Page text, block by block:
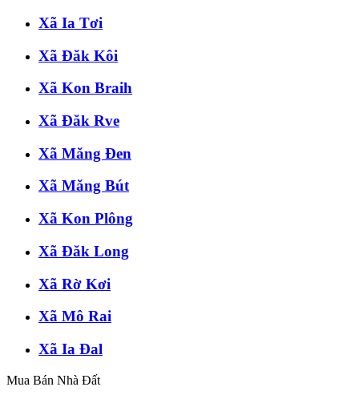
Xã Ia Tơi
Xã Đăk Kôi
Xã Kon Braih
Xã Đăk Rve
Xã Măng Đen
Xã Măng Bút
Xã Kon Plông
Xã Đăk Long
Xã Rờ Kơi
Xã Mô Rai
Xã Ia Đal
Mua Bán Nhà Đất